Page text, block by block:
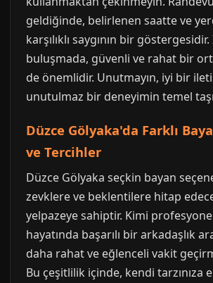
geldiğinde, belirlenen saatte ve
karşılıklı saygının bir
buluşmada, güvenli ve rahat bir
de önemlidir. Unutmayın, iyi bir
unutulmaz bir deneyimin temel
Düzce Gölyaka'da Farklı
ve Tercihler
Düzce Gölyaka seçkin bayan
zevklere ve beklentilere hitap
yelpazeye sahiptir. Kimi
hayatında başarılı bir arkadaşlık
daha rahat ve eğlenceli vakit
Bu çeşitlilik içinde, kendi tarzınıza